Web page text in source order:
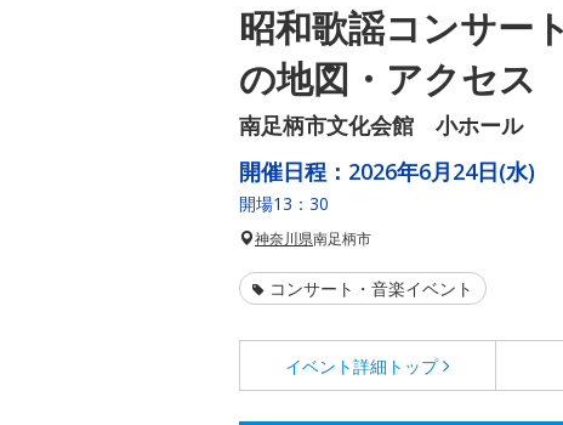
昭和歌謡コンサー
の地図・アクセス
南足柄市文化会館 小ホール
開催日程： 2026年6月24日(水)
開場13：30
神奈川県南足柄市
コンサート・音楽イベント
イベント詳細 トップ